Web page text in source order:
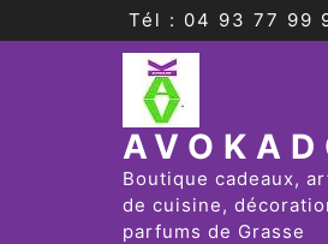
Tél : 04 93 77 99
Boutique cadeaux,
de cuisine,
parfums de Grasse